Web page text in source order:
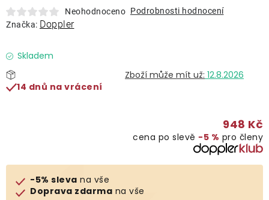
Doplňky
Deštníky
Gastro produkty
Neohodnoceno Podrobnosti hodnocení
Značka: Doppler
Skladem
12.8.2026
14 dnů na vrácení
948 Kč
cena po slevě −5 % pro členy
-5% sleva na vše
Doprava zdarma na vše